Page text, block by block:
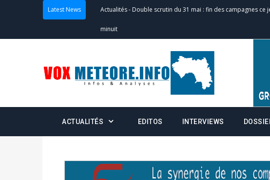
Latest News Actualités- Double scrutin du 31 mai : fin des campagnes ce
minuit
Communiqué relatif à la délivrance de la fiche
Politique-Convocation des membres des Commissions
Centralisation des Votes (CACV) à une prestation de serment
formation
Politique Candidats : désignez vos représentants aux CACV
Politique Double scrutin du 31 mai : retrait des cartes
ACTUALITÉS EDITOS INTERVIEWS